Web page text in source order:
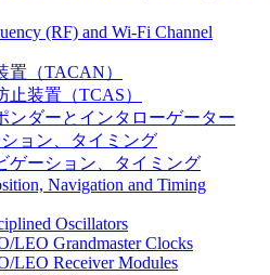
(RF) and Wi-Fi Channel
置（TACAN）
止装置（TCAS）
ンダーとインタローゲーター
ョン、タイミング
ゲーション、タイミング
Navigation and Timing
Oscillators
LEO Grandmaster Clocks
LEO Receiver Modules